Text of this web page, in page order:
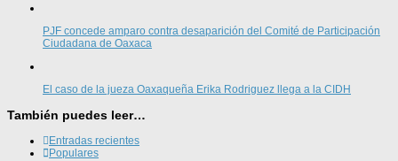
PJF concede amparo contra desaparición del Comité de Participación
Ciudadana de Oaxaca
El caso de la jueza Oaxaqueña Erika Rodriguez llega a la CIDH
También puedes leer…
Entradas recientes
Populares